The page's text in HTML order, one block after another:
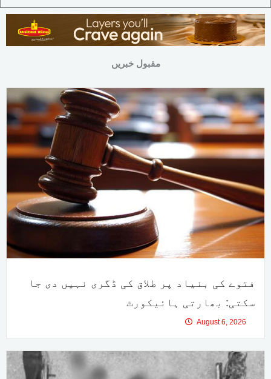
مقبول خبریں
فتوے کی بنیاد پر طلاق کی ڈگری نہیں دی جا
سکتی: بھارتی ہائیکورٹ
August 6, 2026